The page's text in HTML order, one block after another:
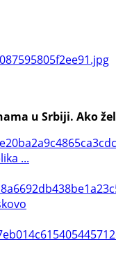
u Srbiji. Ako
...